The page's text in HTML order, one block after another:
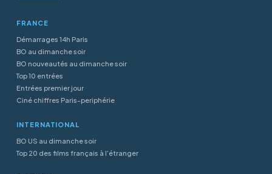
FRANCE
Démarrages 14h Paris
BO au dimanche soir
BO nouveautés au dimanche soir
Top 10 entrées
Entrées premier jour
Ciné chiffres Paris-periphérie
INTERNATIONAL
BO US au dimanche soir
Top 20 des films français à l’étranger